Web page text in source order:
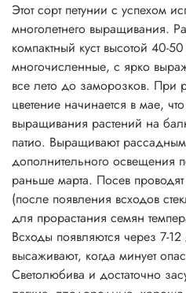
Этот сорт петунии с успехом
многолетнего выращивания.
компактный куст высотой 40-
многочисленные, с ярко
все лето до заморозков. При
цветение начинается в мае,
выращивания растений на
патио. Выращивают
дополнительного освещения
раньше марта. Посев
(после появления всходов
для прорастания семян
Всходы появляются через 7-
высаживают, когда минует
Светолюбива и достаточно